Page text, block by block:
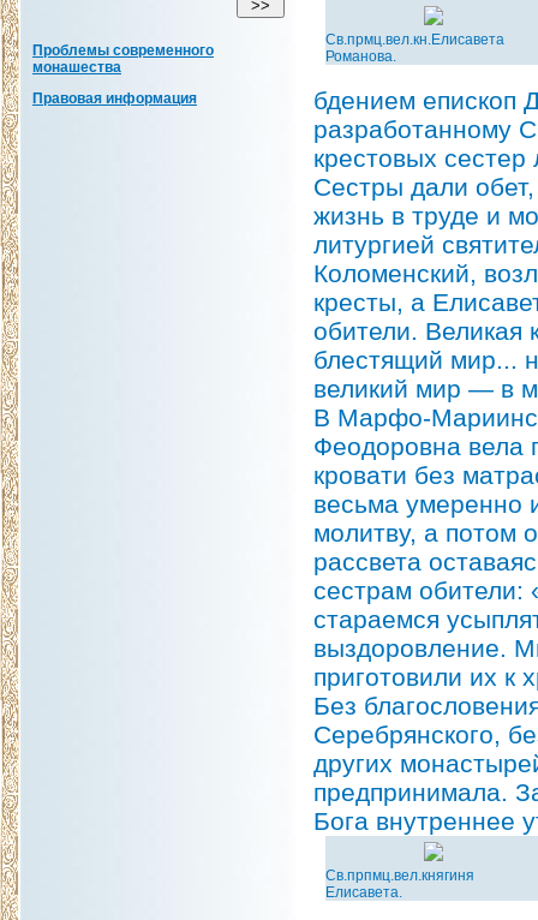
Проблемы современного
монашества
Правовая информация
Св.прмц.вел.кн.Елисавета
Романова.
бдением епископ
разработанному
крестовых
Сестры дали
жизнь в труде и
литургией
Коломенский,
кресты, а
обители. Великая
блестящий мир...
великий мир — в
В Марфо-
Феодоровна вела
кровати без
весьма умеренно
молитву, а потом
рассвета
сестрам обители:
стараемся
выздоровление.
приготовили их к
Без
Серебрянского,
других
предпринимала.
Бога внутреннее
Св.прпмц.вел.княгиня
Елисавета.